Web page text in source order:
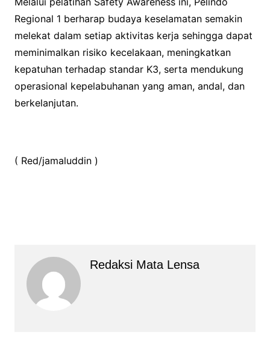
Regional 1 berharap budaya keselamatan semakin
melekat dalam setiap aktivitas kerja sehingga dapat
meminimalkan risiko kecelakaan, meningkatkan
kepatuhan terhadap standar K3, serta mendukung
operasional kepelabuhanan yang aman, andal, dan
berkelanjutan.
( Red/jamaluddin )
Redaksi Mata Lensa